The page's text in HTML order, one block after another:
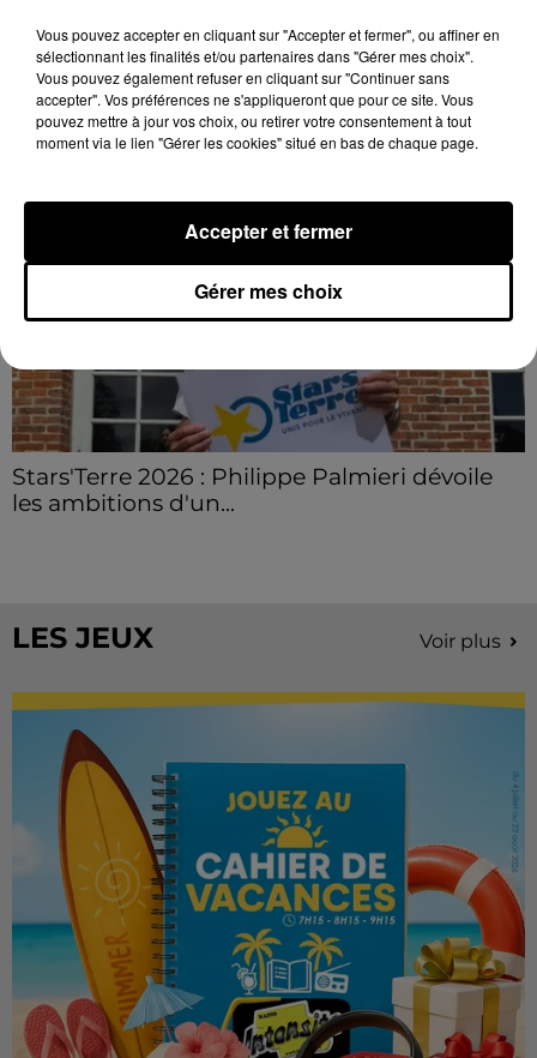
hauteur de Sainville en direction d'Orléans.
LE GRAND FORMAT Voir plus
Stars'Terre 2026 : Philippe Palmieri dévoile
les ambitions d'un...
LES JEUX Voir plus
Vous pouvez accepter en cliquant sur "Accepter et fermer", ou affiner en
sélectionnant les finalités et/ou partenaires dans "Gérer mes choix".
Vous pouvez également refuser en cliquant sur "Continuer sans
accepter". Vos préférences ne s'appliqueront que pour ce site. Vous
pouvez mettre à jour vos choix, ou retirer votre consentement à tout
moment via le lien "Gérer les cookies" situé en bas de chaque page.
Gérer mes choix
Accepter et fermer